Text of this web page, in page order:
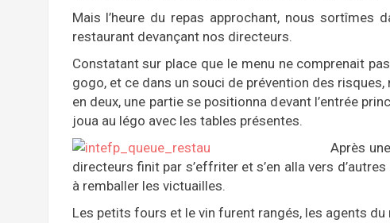
Mais l’heure du repas approchant, nous sortîmes
restaurant devançant nos directeurs.
Constatant sur place que le menu ne comprenait
gogo, et ce dans un souci de prévention des
en deux, une partie se positionna devant l’entrée
joua au légo avec les tables présentes.
Après
directeurs finit par s’effriter et s’en alla vers
à remballer les victuailles.
Les petits fours et le vin furent rangés, les agents